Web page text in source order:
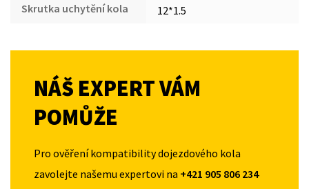
Skrutka uchytění kola 12*1.5
NÁŠ EXPERT VÁM
POMŮŽE
Pro ověření kompatibility dojezdového kola
zavolejte našemu expertovi na +421 905 806 234